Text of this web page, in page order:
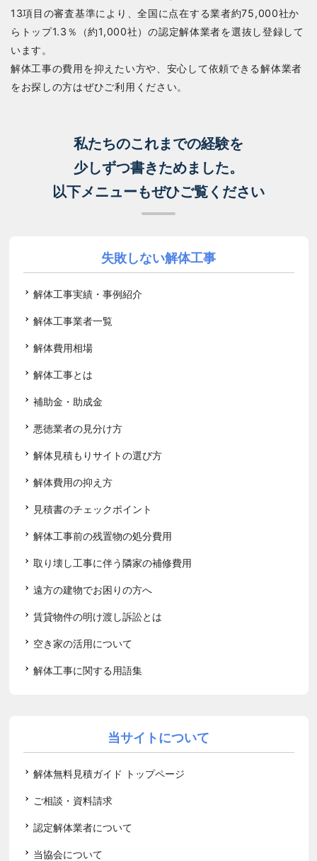
13項目の審査基準により、全国に点在する業者約75,000社か
らトップ1.3％（約1,000社）の認定解体業者を選抜し登録して
います。
解体工事の費用を抑えたい方や、安心して依頼できる解体業者
をお探しの方はぜひご利用ください。
私たちのこれまでの経験を
少しずつ書きためました。
以下メニューもぜひご覧ください
失敗しない解体工事
解体工事実績・事例紹介
解体工事業者一覧
解体費用相場
解体工事とは
補助金・助成金
悪徳業者の見分け方
解体見積もりサイトの選び方
解体費用の抑え方
見積書のチェックポイント
解体工事前の残置物の処分費用
取り壊し工事に伴う隣家の補修費用
遠方の建物でお困りの方へ
賃貸物件の明け渡し訴訟とは
空き家の活用について
解体工事に関する用語集
当サイトについて
解体無料見積ガイド トップページ
ご相談・資料請求
認定解体業者について
当協会について